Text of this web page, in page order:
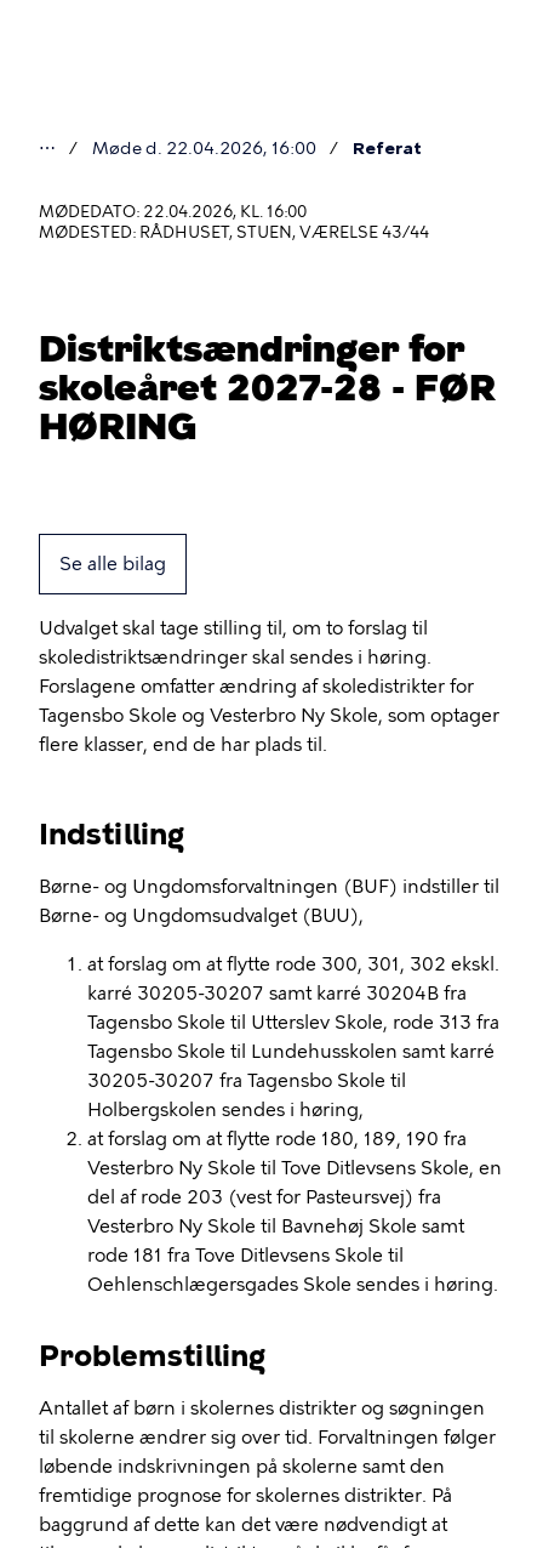
er
her
⋯ Møde d. 22.04.2026, 16:00 Referat
MØDEDATO: 22.04.2026, KL. 16:00
MØDESTED: RÅDHUSET, STUEN, VÆRELSE 43/44
Distriktsændringer for
skoleåret 2027-28 - FØR
HØRING
Se alle bilag
Udvalget skal tage stilling til, om to forslag til
skoledistriktsændringer skal sendes i høring.
Forslagene omfatter ændring af skoledistrikter for
Tagensbo Skole og Vesterbro Ny Skole, som optager
flere klasser, end de har plads til.
Indstilling
Børne- og Ungdomsforvaltningen (BUF) indstiller til
Børne- og Ungdomsudvalget (BUU),
at forslag om at flytte rode 300, 301, 302 ekskl.
karré 30205-30207 samt karré 30204B fra
Tagensbo Skole til Utterslev Skole, rode 313 fra
Tagensbo Skole til Lundehusskolen samt karré
30205-30207 fra Tagensbo Skole til
Holbergskolen sendes i høring,
at forslag om at flytte rode 180, 189, 190 fra
Vesterbro Ny Skole til Tove Ditlevsens Skole, en
del af rode 203 (vest for Pasteursvej) fra
Vesterbro Ny Skole til Bavnehøj Skole samt
rode 181 fra Tove Ditlevsens Skole til
Oehlenschlægersgades Skole sendes i høring.
Problemstilling
Antallet af børn i skolernes distrikter og søgningen
til skolerne ændrer sig over tid. Forvaltningen følger
løbende indskrivningen på skolerne samt den
fremtidige prognose for skolernes distrikter. På
baggrund af dette kan det være nødvendigt at